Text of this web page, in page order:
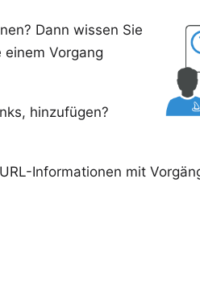
Dann wissen Sie
Vorgang
hinzufügen?
Informationen mit